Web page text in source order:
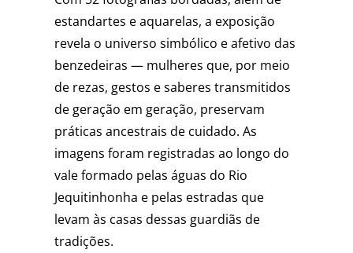
estandartes e aquarelas, a exposição
revela o universo simbólico e afetivo das
benzedeiras — mulheres que, por meio
de rezas, gestos e saberes transmitidos
de geração em geração, preservam
práticas ancestrais de cuidado. As
imagens foram registradas ao longo do
vale formado pelas águas do Rio
Jequitinhonha e pelas estradas que
levam às casas dessas guardiãs de
tradições.